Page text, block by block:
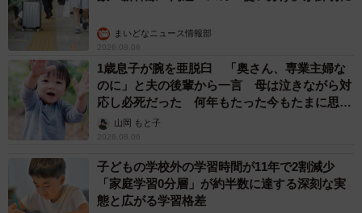
まいどなニュース情報部
2026.08.06
1歳息子が腕を亜脱臼 「奥さん、専業主婦な
のに」と夫の後輩から一言 母は泣きながら対
応し必死だった 何年もたった今もたまに思い
出し…山岡 もと子
2026.08.06
子どもの学校外の学習時間が11年で2割減少
「家庭学習0分層」が約半数に達する深刻な実
態と広がる学習格差